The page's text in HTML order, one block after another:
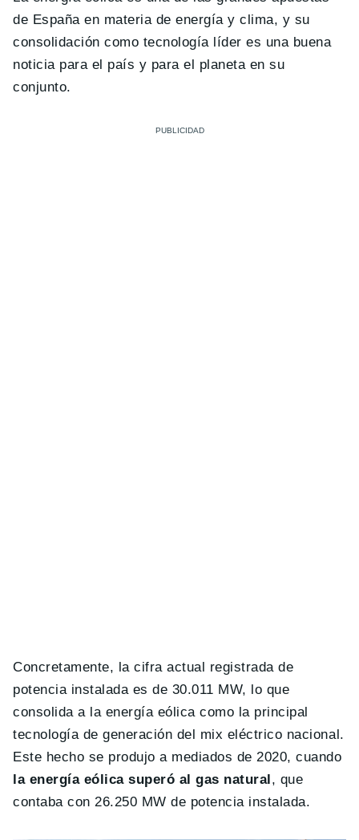
de España en materia de energía y clima, y su
consolidación como tecnología líder es una buena
noticia para el país y para el planeta en su
conjunto.
Concretamente, la cifra actual registrada de
potencia instalada es de 30.011 MW, lo que
consolida a la energía eólica como la principal
tecnología de generación del mix eléctrico nacional.
Este hecho se produjo a mediados de 2020, cuando
la energía eólica superó al gas natural, que
contaba con 26.250 MW de potencia instalada.